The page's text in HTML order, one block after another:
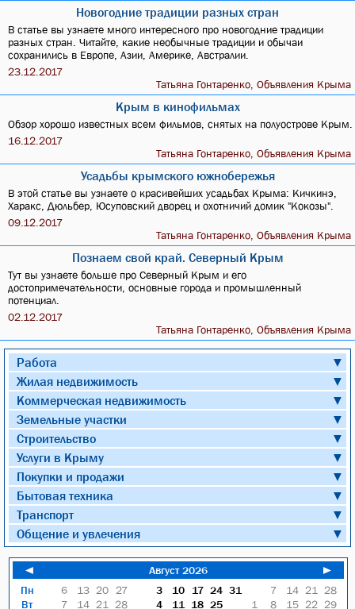
Новогодние традиции разных стран
В статье вы узнаете много интересного про новогодние традиции
разных стран. Читайте, какие необычные традиции и обычаи
сохранились в Европе, Азии, Америке, Австралии.
23.12.2017
Татьяна Гонтаренко, Объявления Крыма
Крым в кинофильмах
Обзор хорошо известных всем фильмов, снятых на полуострове Крым.
16.12.2017
Татьяна Гонтаренко, Объявления Крыма
Усадьбы крымского южнобережья
В этой статье вы узнаете о красивейших усадьбах Крыма: Кичкинэ,
Харакс, Дюльбер, Юсуповский дворец и охотничий домик "Кокозы".
09.12.2017
Татьяна Гонтаренко, Объявления Крыма
Познаем свой край. Северный Крым
Тут вы узнаете больше про Северный Крым и его
достопримечательности, основные города и промышленный
потенциал.
02.12.2017
Татьяна Гонтаренко, Объявления Крыма
Работа ▼
Жилая недвижимость ▼
Коммерческая недвижимость ▼
Земельные участки ▼
Строительство ▼
Услуги в Крыму ▼
Покупки и продажи ▼
Бытовая техника ▼
Транспорт ▼
Общение и увлечения ▼
◄ Август 2026
►
Пн
Вт
6 13 20
27
7
14 21
28
3 10 17 24 31
4
11 18 25
7 14 21
28
1
8 15 22 29